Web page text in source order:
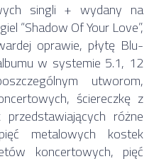
singli + wydany na
“Shadow Of Your Love”,
oprawie, płytę Blu-
w systemie 5.1, 12
utworom,
ściereczkę z
różne
metalowych kostek
koncertowych, pięć